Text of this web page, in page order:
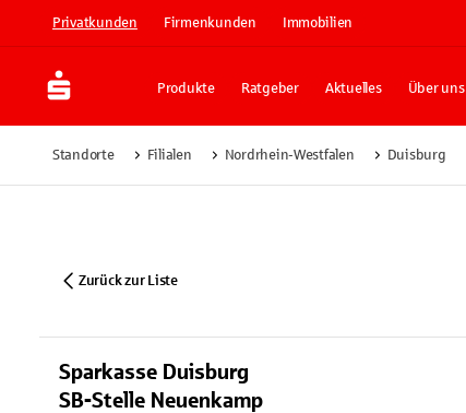
Privatkunden Firmenkunden Immobilien
Produkte Ratgeber Aktuelles Über uns
Standorte Filialen Nordrhein-Westfalen Duisburg
Zurück zur Liste
Sparkasse Duisburg
SB-Stelle Neuenkamp